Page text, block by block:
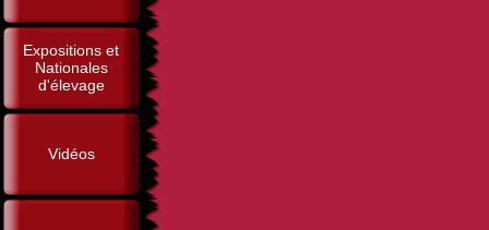
Expositions et
Nationales
d'élevage
Vidéos